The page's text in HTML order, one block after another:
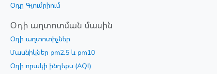
Օդը Գյումրիում
Օդի աղտոտման մասին
Օդի աղտոտիչներ
Մասնիկներ pm2.5 և pm10
Օդի որակի ինդեքս (AQI)